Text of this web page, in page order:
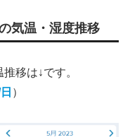
気温・湿度推移
移は↓です。
）